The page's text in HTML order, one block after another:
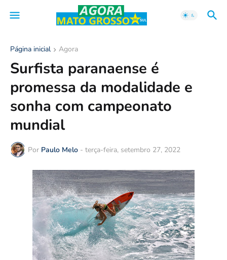
Página inicial Agora
Surfista paranaense é
promessa da modalidade e
sonha com campeonato
mundial
Por Paulo Melo - terça-feira, setembro 27, 2022